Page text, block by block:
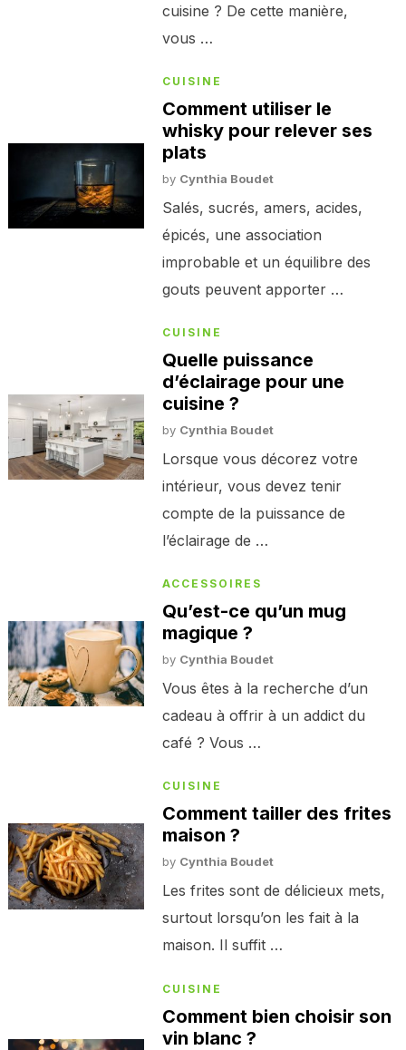
cuisine ? De cette manière,
vous …
CUISINE
Comment utiliser le
whisky pour relever ses
plats
by Cynthia Boudet
Salés, sucrés, amers, acides,
épicés, une association
improbable et un équilibre des
gouts peuvent apporter …
CUISINE
Quelle puissance
d’éclairage pour une
cuisine ?
by Cynthia Boudet
Lorsque vous décorez votre
intérieur, vous devez tenir
compte de la puissance de
l’éclairage de …
ACCESSOIRES
Qu’est-ce qu’un mug
magique ?
by Cynthia Boudet
Vous êtes à la recherche d’un
cadeau à offrir à un addict du
café ? Vous …
CUISINE
Comment tailler des frites
maison ?
by Cynthia Boudet
Les frites sont de délicieux mets,
surtout lorsqu’on les fait à la
maison. Il suffit …
CUISINE
Comment bien choisir son
vin blanc ?